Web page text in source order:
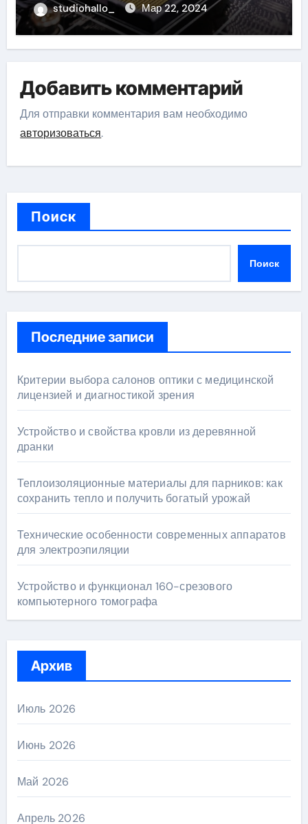
studiohallo_ Мар 22, 2024
Добавить комментарий
Для отправки комментария вам необходимо
авторизоваться.
Поиск
Поиск
Последние записи
Критерии выбора салонов оптики с медицинской
лицензией и диагностикой зрения
Устройство и свойства кровли из деревянной
дранки
Теплоизоляционные материалы для парников: как
сохранить тепло и получить богатый урожай
Технические особенности современных аппаратов
для электроэпиляции
Устройство и функционал 160-срезового
компьютерного томографа
Архив
Июль 2026
Июнь 2026
Май 2026
Апрель 2026